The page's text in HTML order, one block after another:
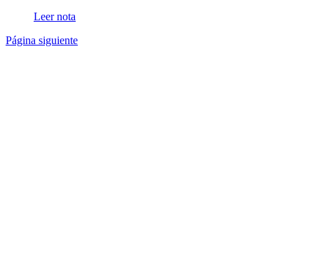
Leer nota
Página siguiente